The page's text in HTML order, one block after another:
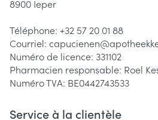
8900 Ieper
Téléphone: +32 57 20 01 88
Courriel: capucienen@
Numéro de licence: 331102
Pharmacien responsable: Roel
Numéro TVA: BE0442743533
Service à la clientèle